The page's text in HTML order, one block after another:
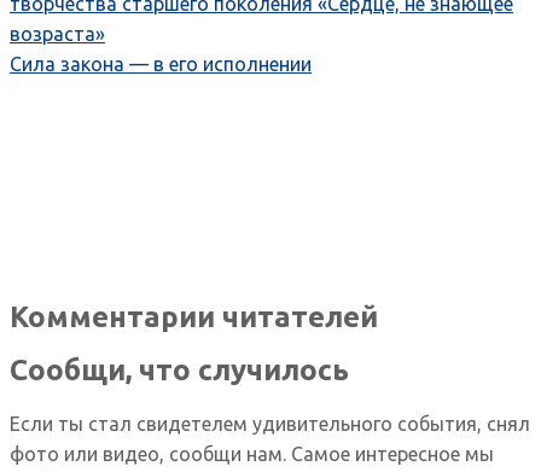
возраста»
Сила закона — в его исполнении
Комментарии читателей
Сообщи, что случилось
Если ты стал свидетелем удивительного события, снял
фото или видео, сообщи нам. Самое интересное мы